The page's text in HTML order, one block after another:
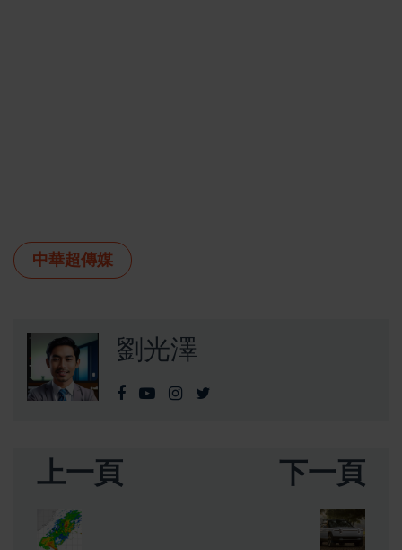
中華超傳媒
劉光澤
上一頁 下一頁